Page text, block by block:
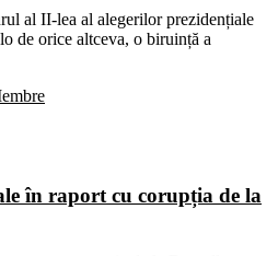
al II-lea al alegerilor prezidențiale
de orice altceva, o biruință a
în raport cu corupția de la